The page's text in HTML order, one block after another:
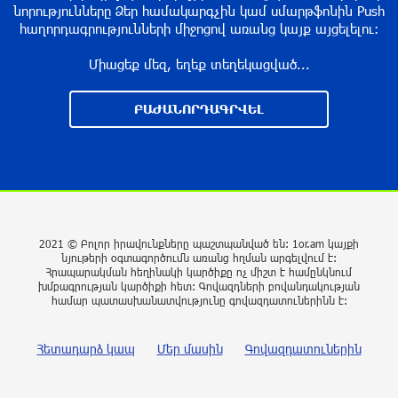
303 միլիոն դիտում՝ 24 ժամում
8 ժամ առաջ
հարավկորեական App Store-ում շրջանցել է
Ռուսաստանի տարածքում ոչնչացվել է
Օգոստոսի 10-ին, 11-ին, 12-ին, 13-ին, 14-ին,
17-ին, 18-ին և 20-ին հարյուրավոր
9 ժամ առաջ
նորությունները Ձեր համակարգչին կամ սմարթֆոնին Push
հաղորդագրությունների միջոցով առանց կայք այցելելու։
Միացեք մեզ, եղեք տեղեկացված...
ԲԱԺԱՆՈՐԴԱԳՐՎԵԼ
2021 © Բոլոր իրավունքները պաշտպանված են: 1or.am կայքի
նյութերի օգտագործումն առանց հղման արգելվում է:
Հրապարակման հեղինակի կարծիքը ոչ միշտ է համընկնում
խմբագրության կարծիքի հետ: Գովազդների բովանդակության
համար պատասխանատվությունը գովազդատուներինն է:
Հետադարձ կապ Մեր մասին Գովազդատուներին